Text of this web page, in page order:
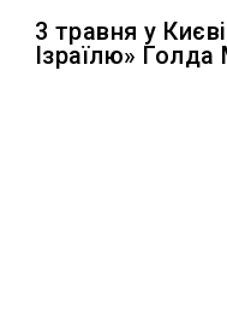
3 травня у
Ізраїлю» Голда